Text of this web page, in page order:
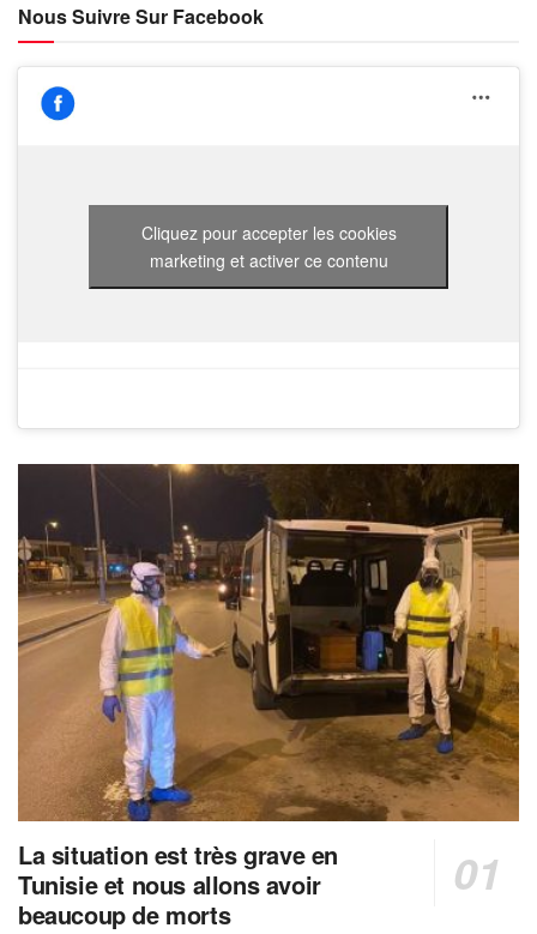
Nous Suivre Sur Facebook
Cliquez pour accepter les cookies
marketing et activer ce contenu
La situation est très grave en
Tunisie et nous allons avoir
beaucoup de morts